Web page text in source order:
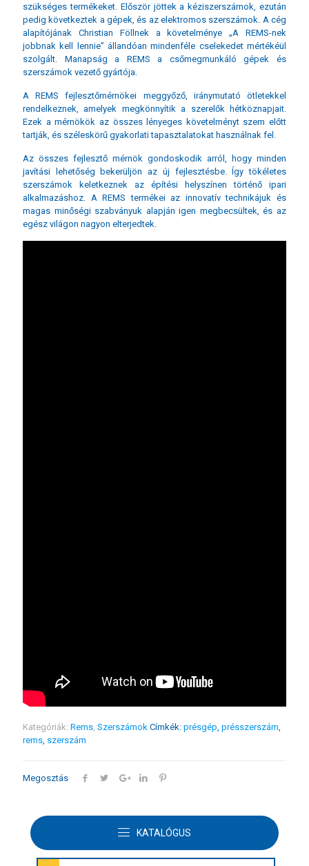
szükséges termékeket. Először jöttek a kéziszerszámok, ezután
pedig következtek a gépek, és az elektromos szerszámok. A cég
alapítójának Christian Föllnek a követelménye „A REMS-nek
jobbnak kell lennie” állandóan mindenféle cselekedet mértékéül
szolgált. Manapság a REMS a csőmegmunkáló gépek és
szerszámok vezető gyártója.
A REMS fejlesztőmérnökei meggyőző, iránymutató ötletekkel
rendelkeznek, amelyek megkönnyítik a szerelők hétköznapjait.
Ezek a mérnökök az összes lényeges követelményt szem előtt
tartják, és széleskörű gyakorlati tapasztalatokat használnak fel.
Az összes fejlesztő mérnök gondoskodik arról, hogy minden
javítási lehetőség bekerüljön az új fejlesztésbe. Így tökéletes
szerszámok keletkeznek az építési helyszínen történő ipari
alkalmazáshoz. A REMS termékei az innovatív technikájuk és
magas minőségi szabványuk alapján igen megbecsültek, és az
egész világon nagyon elterjedtek.
Kategóriák: Rems, Szerszámok Címkék: présgép, présszerszám,
rems, szerszám
Megosztás
KATALÓGUS